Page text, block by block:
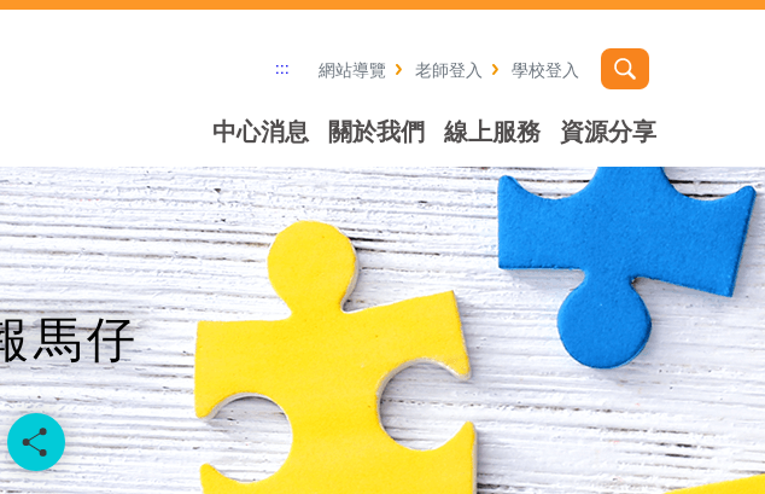
::: 網站導覽 老師登入 學校登入
中心消息 關於我們 線上服務 資源分享
馬仔
略過字型切換，社群分享工具列